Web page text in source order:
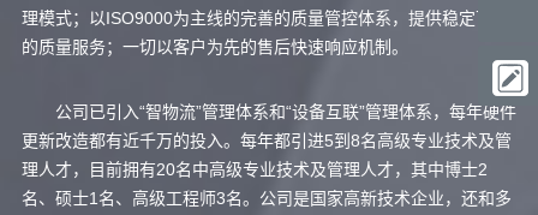
理模式；以ISO9000为主线的完善的质量管控体系，提供稳定可靠
的质量服务；一切以客户为先的售后快速响应机制。
公司已引入“智物流”管理体系和“设备互联”管理体系，每年硬件
更新改造都有近千万的投入。每年都引进5到8名高级专业技术及管
理人才，目前拥有20名中高级专业技术及管理人才，其中博士2
名、硕士1名、高级工程师3名。公司是国家高新技术企业，还和多